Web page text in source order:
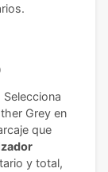
Grey en
que
y total,